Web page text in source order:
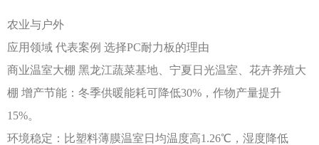
农业与户外
应用领域 代表案例 选择PC耐力板的理由
商业温室大棚 黑龙江蔬菜基地、宁夏日光温室、花卉养殖大
棚 增产节能：冬季供暖能耗可降低30%，作物产量提升
15%。
环境稳定：比塑料薄膜温室日均温度高1.26℃，湿度降低